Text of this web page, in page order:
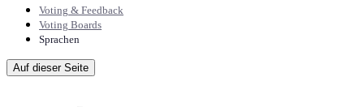
Voting & Feedback
Voting Boards
Sprachen
Auf dieser Seite